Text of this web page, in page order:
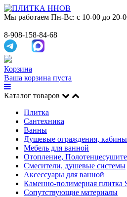
Мы работаем Пн-Вс: с 10-00 до 20-
8-908-158-84-68
Корзина
Ваша корзина пуста
Каталог товаров
Плитка
Сантехника
Ванны
Душевые ограждения, кабины
Мебель для ванной
Отопление,
Смесители, душевые системы
Аксессуары для ванной
Каменно-полимерная плитка
Сопутствующие материалы